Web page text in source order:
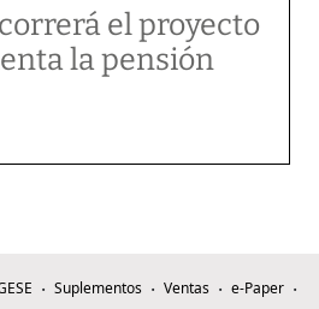
el proyecto
la pensión
Suplementos Ventas
e-Paper